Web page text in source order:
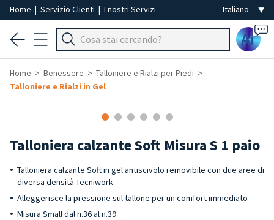
Home | Servizio Clienti | I nostri Servizi
Ai
Home Benessere
Talloniere e Rialzi per Piedi
Talloniere e Rialzi in Gel
Talloniera calzante Soft Misura S 1 paio
Talloniera calzante Soft in gel antiscivolo removibile con due aree di
diversa densità Tecniwork
Alleggerisce la pressione sul tallone per un comfort immediato
Misura Small dal n.36 al n.39